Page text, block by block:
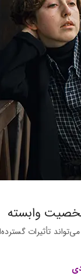
وابسته
تأثیرات